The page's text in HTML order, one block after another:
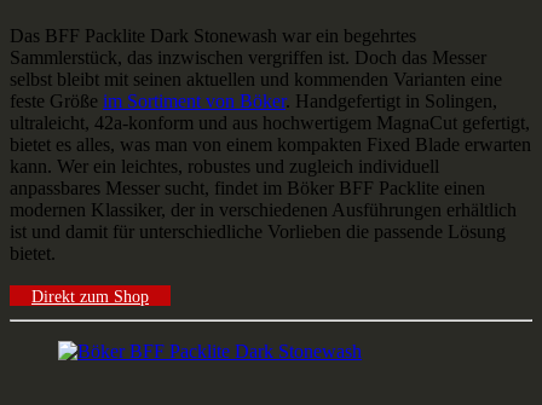
Das BFF Packlite Dark Stonewash war ein begehrtes
Sammlerstück, das inzwischen vergriffen ist. Doch das Messer
selbst bleibt mit seinen aktuellen und kommenden Varianten eine
feste Größe im Sortiment von Böker. Handgefertigt in Solingen,
ultraleicht, 42a-konform und aus hochwertigem MagnaCut gefertigt,
bietet es alles, was man von einem kompakten Fixed Blade erwarten
kann. Wer ein leichtes, robustes und zugleich individuell
anpassbares Messer sucht, findet im Böker BFF Packlite einen
modernen Klassiker, der in verschiedenen Ausführungen erhältlich
ist und damit für unterschiedliche Vorlieben die passende Lösung
bietet.
Direkt zum Shop